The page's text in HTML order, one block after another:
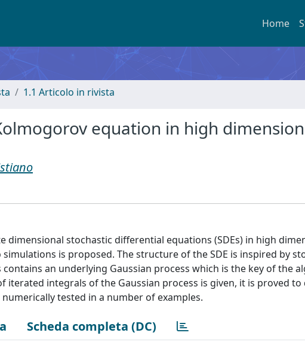
Home
1.1 Articolo in rivista
equation in high
stochastic differential equations (SDEs) in high
is proposed. The structure of the SDE is inspired by
an underlying Gaussian process which is the key of the
integrals of the Gaussian process is given, it is proved to
tested in a number of examples.
Scheda completa (DC)